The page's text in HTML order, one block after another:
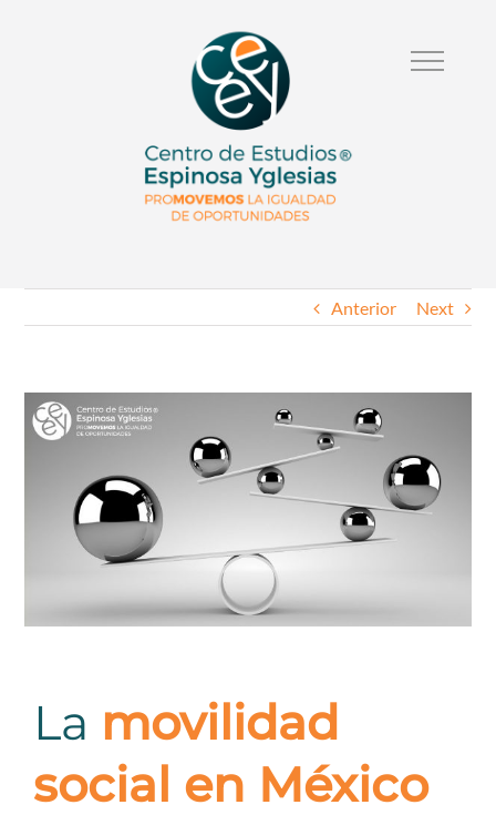
Anterior Next
Ver
Imagen
La movilidad
social en México